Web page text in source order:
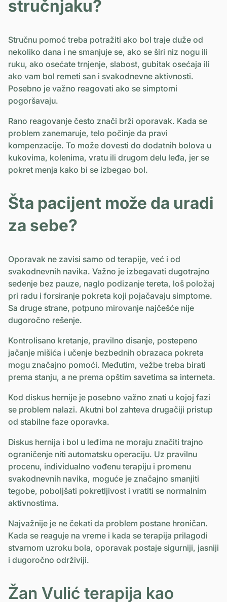
stručnjaku?
Stručnu pomoć treba potražiti ako bol traje duže od
nekoliko dana i ne smanjuje se, ako se širi niz nogu ili
ruku, ako osećate trnjenje, slabost, gubitak osećaja ili
ako vam bol remeti san i svakodnevne aktivnosti.
Posebno je važno reagovati ako se simptomi
pogoršavaju.
Rano reagovanje često znači brži oporavak. Kada se
problem zanemaruje, telo počinje da pravi
kompenzacije. To može dovesti do dodatnih bolova u
kukovima, kolenima, vratu ili drugom delu leđa, jer se
pokret menja kako bi se izbegao bol.
Šta pacijent može da uradi
za sebe?
Oporavak ne zavisi samo od terapije, već i od
svakodnevnih navika. Važno je izbegavati dugotrajno
sedenje bez pauze, naglo podizanje tereta, loš položaj
pri radu i forsiranje pokreta koji pojačavaju simptome.
Sa druge strane, potpuno mirovanje najčešće nije
dugoročno rešenje.
Kontrolisano kretanje, pravilno disanje, postepeno
jačanje mišića i učenje bezbednih obrazaca pokreta
mogu značajno pomoći. Međutim, vežbe treba birati
prema stanju, a ne prema opštim savetima sa interneta.
Kod diskus hernije je posebno važno znati u kojoj fazi
se problem nalazi. Akutni bol zahteva drugačiji pristup
od stabilne faze oporavka.
Diskus hernija i bol u leđima ne moraju značiti trajno
ograničenje niti automatsku operaciju. Uz pravilnu
procenu, individualno vođenu terapiju i promenu
svakodnevnih navika, moguće je značajno smanjiti
tegobe, poboljšati pokretljivost i vratiti se normalnim
aktivnostima.
Najvažnije je ne čekati da problem postane hroničan.
Kada se reaguje na vreme i kada se terapija prilagodi
stvarnom uzroku bola, oporavak postaje sigurniji, jasniji
i dugoročno održiviji.
Žan Vulić terapija kao